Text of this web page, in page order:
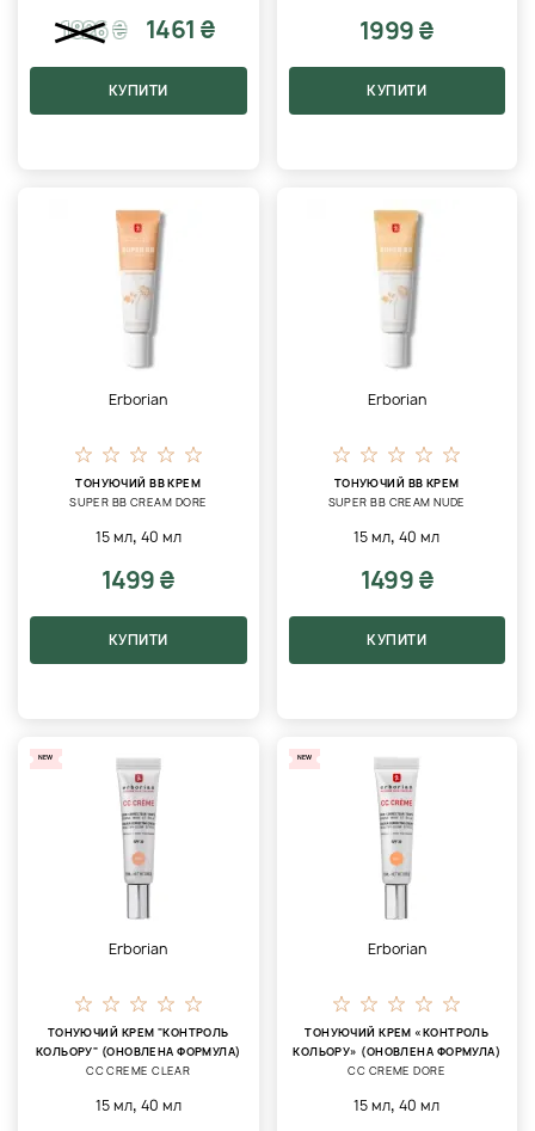
1826₴ 1461 ₴
КУПИТИ
1999 ₴
КУПИТИ
Erborian
ТОНУЮЧИЙ BB КРЕМ
SUPER ВВ CREAM DORE
15 мл, 40 мл
1499 ₴
КУПИТИ
Erborian
ТОНУЮЧИЙ BB КРЕМ
SUPER ВВ CREAM NUDE
15 мл,40 мл
1499 ₴
КУПИТИ
NEW
Erborian
ТОНУЮЧИЙ КРЕМ "КОНТРОЛЬ
КОЛЬОРУ" (ОНОВЛЕНА ФОРМУЛА)
CC CREME CLEAR
15 мл, 40 мл
NEW
Erborian
ТОНУЮЧИЙ КРЕМ «КОНТРОЛЬ
КОЛЬОРУ» (ОНОВЛЕНА ФОРМУЛА)
CC CREME DORE
15 мл,40 мл